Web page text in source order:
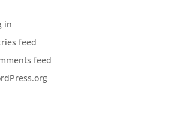
in
feed
feed